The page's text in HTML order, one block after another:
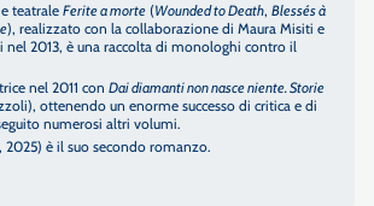
teatraleFerite a morte (Wounded to Death, Blessés à
), realizzato con la collaborazione di Maura Misiti e
nel 2013, è una raccolta di monologhi contro il
nel 2011 con Dai diamanti non nasce niente. Storie
ottenendo un enorme successo di critica e di
numerosi altri volumi.
2025) è il suo secondo romanzo.